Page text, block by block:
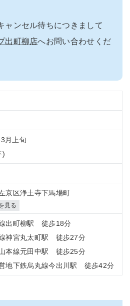
ャンセル待ちにつきまして
出町柳店へお問い合わせくだ
月上旬
)
京区浄土寺下馬場町
見る
出町柳駅 徒歩18分
神宮丸太町駅 徒歩27分
本線元田中駅 徒歩25分
地下鉄烏丸線今出川駅 徒歩42分